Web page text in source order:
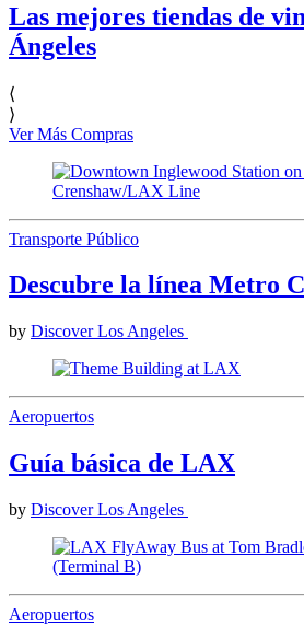
Las mejores tiendas de
Ángeles
⟨
⟩
Ver Más Compras
Transporte Público
Descubre la línea Metro
by Discover Los Angeles
Aeropuertos
Guía básica de LAX
by Discover Los Angeles
Aeropuertos